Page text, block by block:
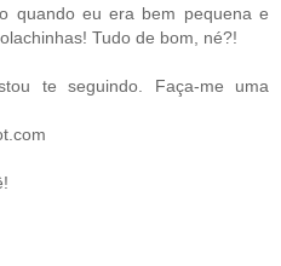
quando eu era bem pequena e
Tudo de bom, né?!
te seguindo. Faça-me uma